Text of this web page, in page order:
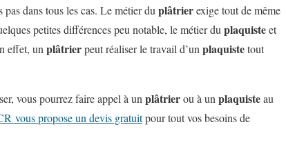
pas dans tous les cas. Le métier duplâtrierexige tout de même
petites différences peu notable, le métier duplaquisteet
effet, unplâtrierpeut réaliser le travail d’unplaquistetout
vous pourrez faire appel à unplâtrierou à unplaquisteau
vous propose un devis gratuitpour tout vos besoins de